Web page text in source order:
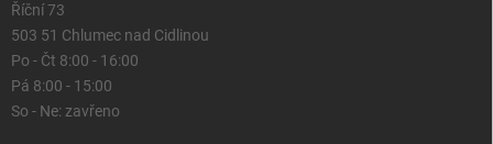
Říční 73
503 51 Chlumec nad Cidlinou
Po - Čt 8:00 - 16:00
Pá 8:00 - 15:00
So - Ne: zavřeno